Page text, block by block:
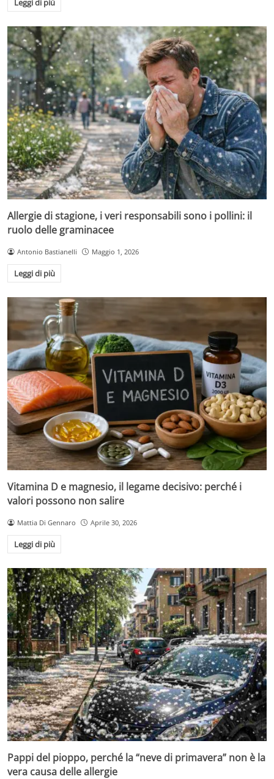
Leggi di più
Allergie di stagione, i veri responsabili sono i pollini: il
ruolo delle graminacee
Antonio Bastianelli Maggio 1, 2026
Leggi di più
Vitamina D e magnesio, il legame decisivo: perché i
valori possono non salire
Mattia Di Gennaro Aprile 30, 2026
Leggi di più
Pappi del pioppo, perché la “neve di primavera” non è la
vera causa delle allergie